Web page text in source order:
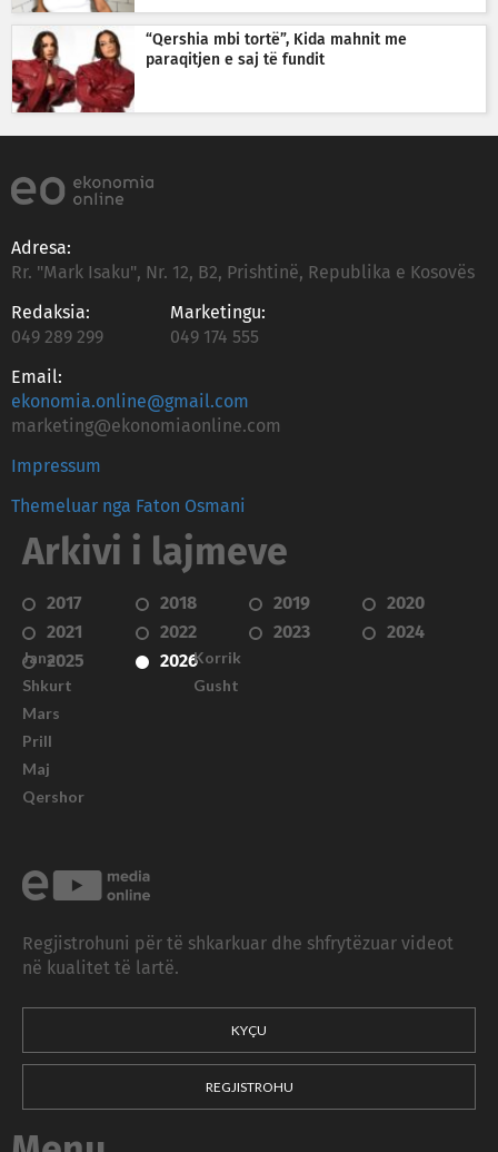
“Qershia mbi tortë”, Kida mahnit me
paraqitjen e saj të fundit
Adresa:
Rr. "Mark Isaku", Nr. 12, B2, Prishtinë, Republika e Kosovës
Redaksia:
049 289 299
Marketingu:
049 174 555
Email:
ekonomia.online@gmail.com
marketing@ekonomiaonline.com
Impressum
Themeluar nga Faton Osmani
Arkivi i lajmeve
2017 2018 2019
2020
2021
2022 2023
2024
2025
2026
Janar
Shkurt
Mars
Prill
Maj
Qershor
Korrik
Gusht
Regjistrohuni për të shkarkuar dhe shfrytëzuar videot
në kualitet të lartë.
KYÇU
REGJISTROHU